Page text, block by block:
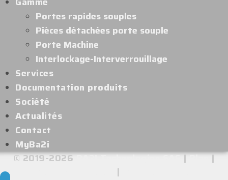
Portes rapides souples
Pièces détachées porte souple
Porte Machine
Interlockage-Interverrouillage
Services
Documentation produits
Société
Actualités
Contact
MyBa2i
© 2019-2026BA2I Technologies SAS|Plan|
|